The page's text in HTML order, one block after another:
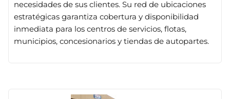
necesidades de sus clientes. Su red de ubicaciones
estratégicas garantiza cobertura y disponibilidad
inmediata para los centros de servicios, flotas,
municipios, concesionarios y tiendas de autopartes.